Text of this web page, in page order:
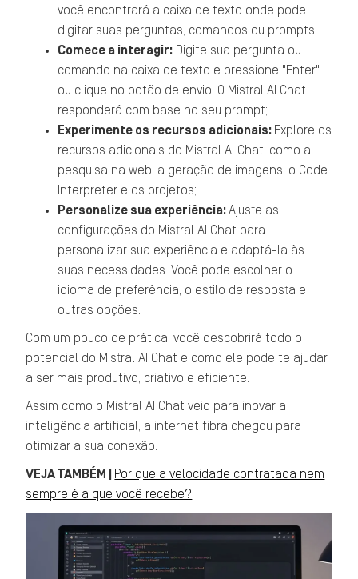
você encontrará a caixa de texto onde pode
digitar suas perguntas, comandos ou prompts;
Comece a interagir: Digite sua pergunta ou
comando na caixa de texto e pressione "Enter"
ou clique no botão de envio. O Mistral AI Chat
responderá com base no seu prompt;
Experimente os recursos adicionais: Explore os
recursos adicionais do Mistral AI Chat, como a
pesquisa na web, a geração de imagens, o Code
Interpreter e os projetos;
Personalize sua experiência:Ajuste as
configurações do Mistral AI Chat para
personalizar sua experiência e adaptá-la às
suas necessidades. Você pode escolher o
idioma de preferência, o estilo de resposta e
outras opções.
Com um pouco de prática, você descobrirá todo o
potencial do Mistral AI Chat e como ele pode te ajudar
a ser mais produtivo, criativo e eficiente.
Assim como o Mistral AI Chat veio para inovar a
inteligência artificial, a internet fibra chegou para
otimizar a sua conexão.
VEJA TAMBÉM | Por que a velocidade contratada nem
sempre é a que você recebe?